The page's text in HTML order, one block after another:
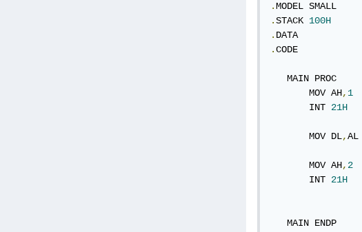
.
.STACK 100H
.
.CODE
   MAIN PROC
       MOV AH
, 1
       INT
21H
       MOV DL
,AL
       MOV AH
, 2
       INT
21H
   MAIN ENDP